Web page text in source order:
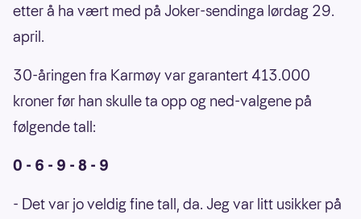
etter å ha vært med på Joker-sendinga lørdag 29.
april.
30-åringen fra Karmøy var garantert 413.000
kroner før han skulle ta opp og ned-valgene på
følgende tall:
0 - 6 - 9 - 8 - 9
- Det var jo veldig fine tall, da. Jeg var litt usikker på